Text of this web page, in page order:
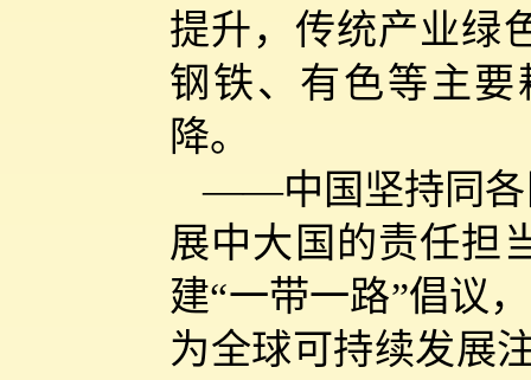
提升，传统产业绿
钢铁、有色等主要
降。
——中国坚持同各
展中大国的责任担
建“一带一路”倡议
为全球可持续发展